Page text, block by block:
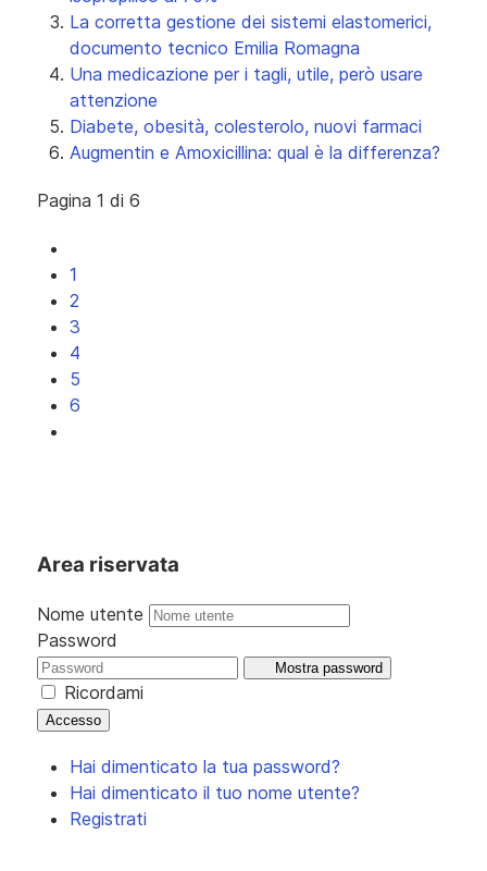
La corretta gestione dei sistemi elastomerici,
documento tecnico Emilia Romagna
Una medicazione per i tagli, utile, però usare
attenzione
Diabete, obesità, colesterolo, nuovi farmaci
Augmentin e Amoxicillina: qual è la differenza?
Pagina 1 di 6
1
2
3
4
5
6
Area riservata
Nome utente
Password
Mostra password
Ricordami
Accesso
Hai dimenticato la tua password?
Hai dimenticato il tuo nome utente?
Registrati